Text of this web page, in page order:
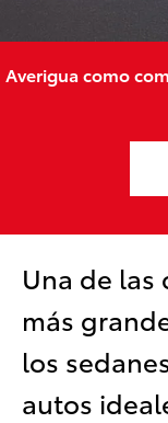
Una de las
más
los
autos
Averigua como